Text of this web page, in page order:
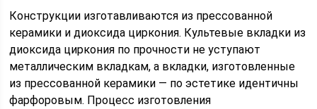
Конструкции изготавливаются из прессованной
керамики и диоксида циркония. Культевые вкладки из
диоксида циркония по прочности не уступают
металлическим вкладкам, а вкладки, изготовленные
из прессованной керамики — по эстетике идентичны
фарфоровым. Процесс изготовления